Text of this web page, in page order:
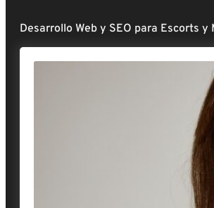
Desarrollo Web y SEO para Escorts